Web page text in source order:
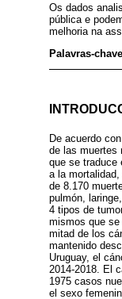
Os dados
pública e
melhoria na
Palavras-
De acuerdo
de las muertes
que se traduce
a la
de 8.170
pulmón,
4 tipos de
mismos que
mitad de los
mantenido
Uruguay, el
2014-2018. El
1975 casos
el sexo